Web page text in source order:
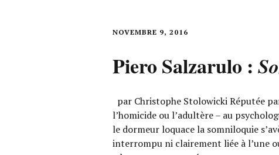
NOVEMBRE 9, 2016
Piero Salzarulo :
par Christophe Stolowicki Réputée
l’homicide ou l’adultère – au
le dormeur loquace la somniloquie
interrompu ni clairement liée à l’une